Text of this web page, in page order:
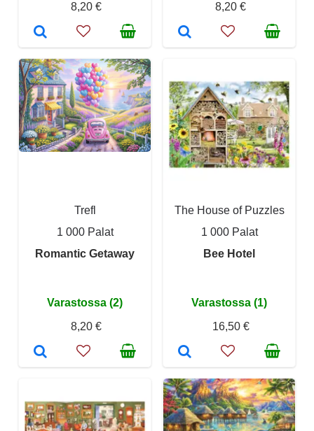
8,20 €
8,20 €
Trefl
1 000 Palat
Romantic Getaway
Varastossa (2)
8,20 €
The House of Puzzles
1 000 Palat
Bee Hotel
Varastossa (1)
16,50 €